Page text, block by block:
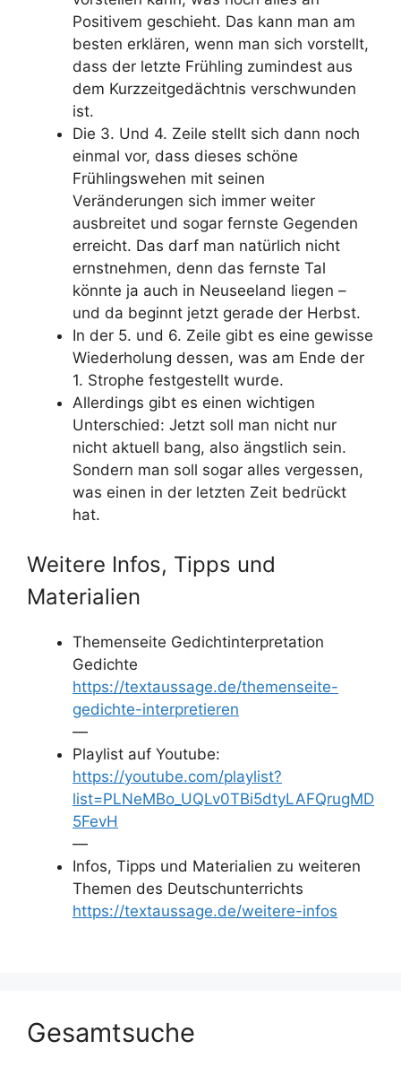
Positivem geschieht. Das kann man am
besten erklären, wenn man sich vorstellt,
dass der letzte Frühling zumindest aus
dem Kurzzeitgedächtnis verschwunden
ist.
Die 3. Und 4. Zeile stellt sich dann noch
einmal vor, dass dieses schöne
Frühlingswehen mit seinen
Veränderungen sich immer weiter
ausbreitet und sogar fernste Gegenden
erreicht. Das darf man natürlich nicht
ernstnehmen, denn das fernste Tal
könnte ja auch in Neuseeland liegen –
und da beginnt jetzt gerade der Herbst.
In der 5. und 6. Zeile gibt es eine gewisse
Wiederholung dessen, was am Ende der
1. Strophe festgestellt wurde.
Allerdings gibt es einen wichtigen
Unterschied: Jetzt soll man nicht nur
nicht aktuell bang, also ängstlich sein.
Sondern man soll sogar alles vergessen,
was einen in der letzten Zeit bedrückt
hat.
Weitere Infos, Tipps und
Materialien
Themenseite Gedichtinterpretation
Gedichte
https://textaussage.de/themenseite-
gedichte-interpretieren
—
Playlist auf Youtube:
https://youtube.com/playlist?
list=PLNeMBo_UQLv0TBi5dtyLAFQrugMD
5FevH
—
Infos, Tipps und Materialien zu weiteren
Themen des Deutschunterrichts
https://textaussage.de/weitere-infos
Gesamtsuche